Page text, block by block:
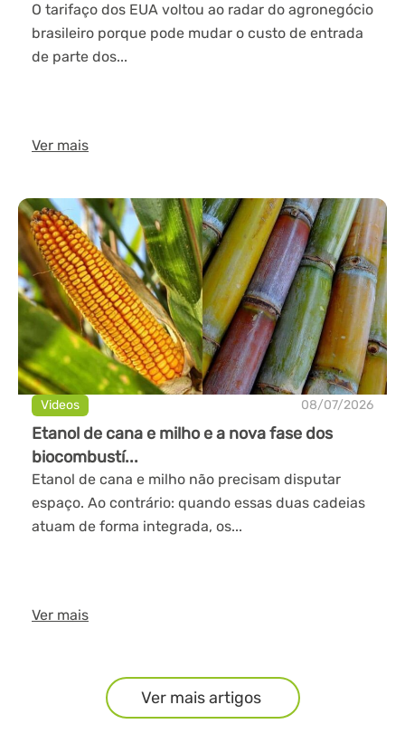
O tarifaço dos EUA voltou ao radar do agronegócio
brasileiro porque pode mudar o custo de entrada
de parte dos...
Ver mais
Videos 08/07/2026
Etanol de cana e milho e a nova fase dos
biocombustí...
Etanol de cana e milho não precisam disputar
espaço. Ao contrário: quando essas duas cadeias
atuam de forma integrada, os...
Ver mais
Ver mais artigos